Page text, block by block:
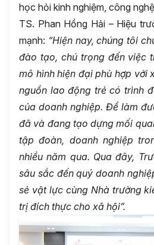
học hỏi kinh nghiệm, công
TS. Phan Hồng Hải – Hiệu
mạnh: “Hiện nay, chúng tôi
đào tạo, chú trọng đến việc
mô hình hiện đại phù hợp với
nguồn lao động trẻ có trình
của doanh nghiệp. Để làm
đã và đang tạo dựng mối
tập đoàn, doanh nghiệp
nhiều năm qua. Qua đây,
sâu sắc đến quý doanh
sẻ vật lực cùng Nhà trường
trị đích thực cho xã hội”.